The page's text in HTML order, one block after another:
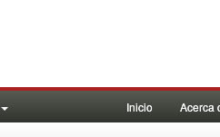
Inicio Acerca